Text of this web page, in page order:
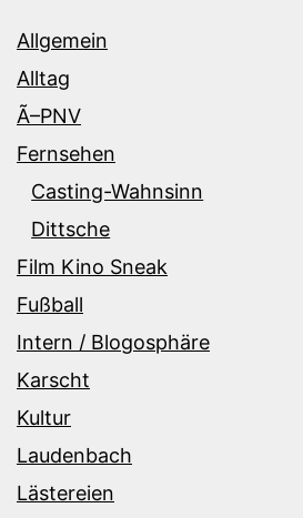
Allgemein
Alltag
Ã–PNV
Fernsehen
Casting-Wahnsinn
Dittsche
Film Kino Sneak
Fußball
Intern / Blogosphäre
Karscht
Kultur
Laudenbach
Lästereien